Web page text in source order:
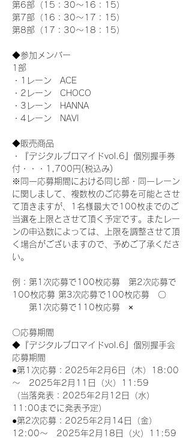
第6部（15：30～16：15）
第7部（16：30～17：15）
第8部（17：30～18：15）
◆参加メンバー
1部
・1レーン　ACE
・2レーン　CHOCO
・3レーン　HANNA
・4レーン　NAVI
◆販売商品
・『デジタルブロマイドvol.6』個別握手券
付・・・1,700円(税込み)
※同一応募期間における同じ部・同一レーン
に関しまして、複数枚のご応募を可能とさせ
て頂きますが、1名様最大で100枚までのご
当選を上限とさせて頂く予定です。またレー
ンの申込数によっては、上限を調整させて頂
く場合がございますので、予めご了承くださ
い。
例：第1次応募で100枚応募　第2次応募で
100枚応募 第3次応募で100枚応募　〇
第1次応募で110枚応募　×
〇応募期間
◆『デジタルブロマイドvol.6』個別握手会
応募期間
●第1次応募：2025年2月6日（木）18:00
～　2025年2月11日（火）11:59
（当落発表：2025年2月12日（水）
11:00までに発表予定）
●第2次応募：2025年2月14日（金）
12:00～　2025年2月18日（火）11:59